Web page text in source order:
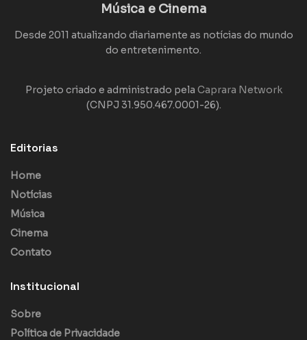
Música e Cinema
Desde 2011 atualizando diariamente as notícias do mundo
do entretenimento.
Projeto criado e administrado pela Caprara Network
(CNPJ 31.950.467.0001-26).
Editorias
Home
Notícias
Música
Cinema
Contato
Institucional
Sobre
Política de Privacidade